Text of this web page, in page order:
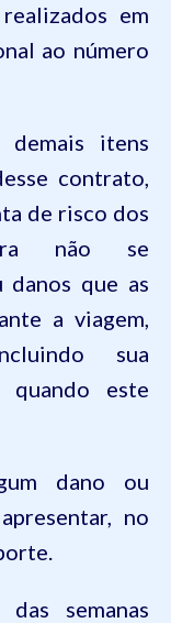
em
ao número
demais itens
contrato,
de risco dos
não se
danos que as
a viagem,
sua
quando este
dano ou
no
das semanas